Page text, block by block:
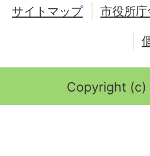
サイトマップ 市役所
Copyright (c)